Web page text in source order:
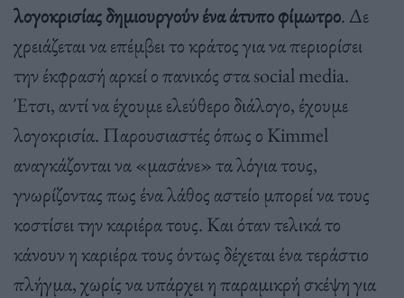
λογοκρισίας δημιουργούν ένα άτυπο φίμωτρο. Δε
χρειάζεται να επέμβει το κράτος για να περιορίσει
την έκφρασή αρκεί ο πανικός στα social media.
Έτσι, αντί να έχουμε ελεύθερο διάλογο, έχουμε
λογοκρισία. Παρουσιαστές όπως ο Kimmel
αναγκάζονται να «μασάνε» τα λόγια τους,
γνωρίζοντας πως ένα λάθος αστείο μπορεί να τους
κοστίσει την καριέρα τους. Και όταν τελικά το
κάνουν η καριέρα τους όντως δέχεται ένα τεράστιο
πλήγμα, χωρίς να υπάρχει η παραμικρή σκέψη για